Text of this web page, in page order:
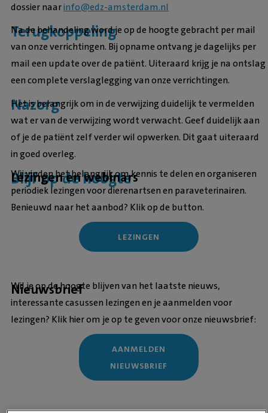
dossier naarinfo@edz-amsterdam.nl
Terugkoppeling
Na de behandeling word je op de hoogte gebracht per mail
van onze verrichtingen. Bij opname ontvang je dagelijks per
mail een update over de patiënt. Uiteraard krijg je na ontslag
een complete verslaglegging van onze verrichtingen.
Nazorg
Het is belangrijk om in de verwijzing duidelijk te vermelden
wat er van de verwijzing wordt verwacht. Geef duidelijk aan
of je de patiënt zelf verder wil opwerken. Dit gaat uiteraard
in goed overleg.
Blijf op de hoogte
Lezingen en webinars
Wij vinden het belangrijk om kennis te delen en organiseren
periodiek lezingen voor dierenartsen en paraveterinairen.
Benieuwd naar het aanbod? Klik op de button.
LEZINGEN
Nieuwsbrief
Wil je op de hoogte blijven van het laatste nieuws,
interessante casussen lezingen en je aanmelden voor
lezingen? Klik hier om je op te geven voor onze nieuwsbrief:
AANMELDEN
NIEUWSBRIEF